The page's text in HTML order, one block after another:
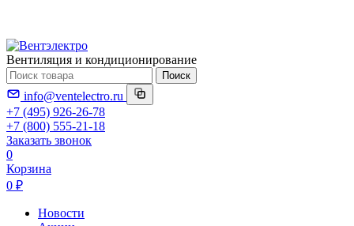
Вентиляция и кондиционирование
Поиск
info@ventelectro.ru
+7 (495) 926-26-78
+7 (800) 555-21-18
Заказать звонок
0
Корзина
0 ₽
Новости